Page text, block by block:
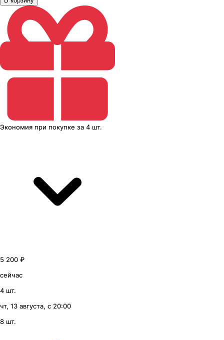
Экономия при покупке за 4 шт.
5 200 ₽
сейчас
4 шт.
чт, 13 августа, с 20:00
8 шт.